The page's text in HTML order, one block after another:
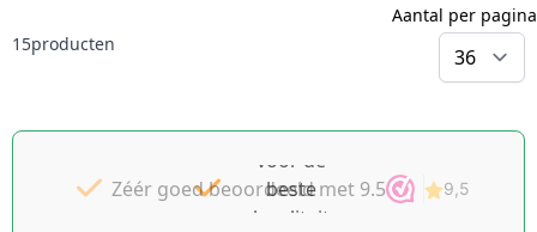
15producten
Aantal per pagina
verzending
v.a. €49 NL
| BE
pakket tot
goedkoopste
voor de
beste
kwaliteit
Zéér goed beoordeeld met 9.5